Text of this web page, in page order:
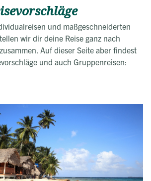
und maßgeschneiderten
wir dir deine Reise ganz nach
Auf dieser Seite aber findest
und auch Gruppenreisen: